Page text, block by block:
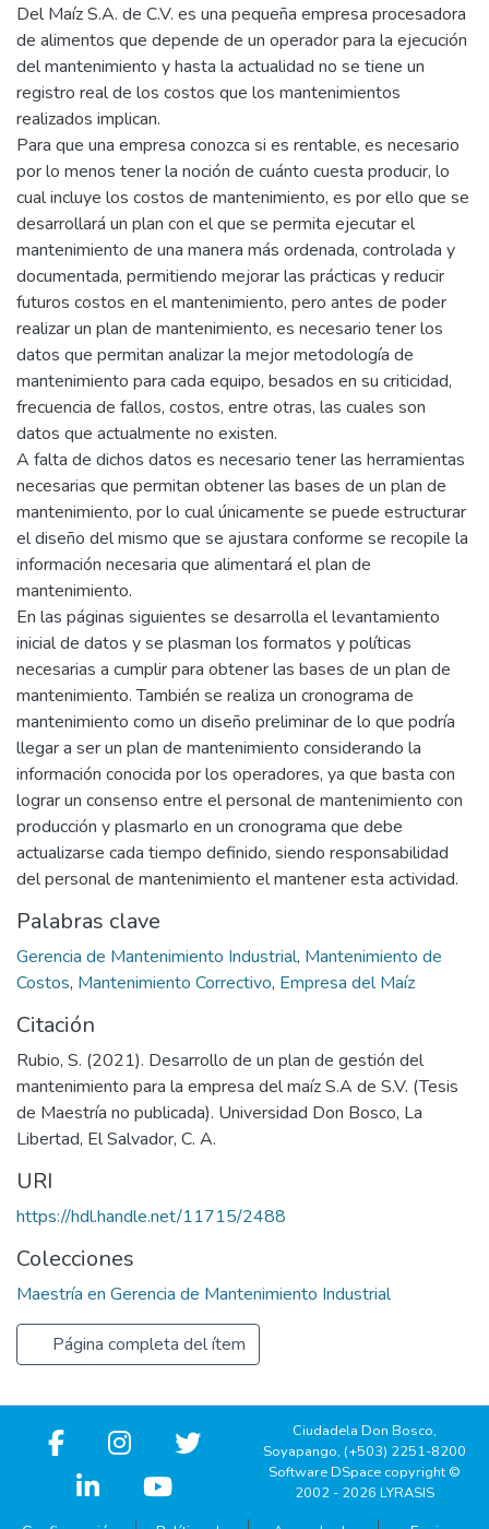
Del Maíz S.A. de C.V. es una pequeña empresa procesadora
de alimentos que depende de un operador para la ejecución
del mantenimiento y hasta la actualidad no se tiene un
registro real de los costos que los mantenimientos
realizados implican.
Para que una empresa conozca si es rentable, es necesario
por lo menos tener la noción de cuánto cuesta producir, lo
cual incluye los costos de mantenimiento, es por ello que se
desarrollará un plan con el que se permita ejecutar el
mantenimiento de una manera más ordenada, controlada y
documentada, permitiendo mejorar las prácticas y reducir
futuros costos en el mantenimiento, pero antes de poder
realizar un plan de mantenimiento, es necesario tener los
datos que permitan analizar la mejor metodología de
mantenimiento para cada equipo, besados en su criticidad,
frecuencia de fallos, costos, entre otras, las cuales son
datos que actualmente no existen.
A falta de dichos datos es necesario tener las herramientas
necesarias que permitan obtener las bases de un plan de
mantenimiento, por lo cual únicamente se puede estructurar
el diseño del mismo que se ajustara conforme se recopile la
información necesaria que alimentará el plan de
mantenimiento.
En las páginas siguientes se desarrolla el levantamiento
inicial de datos y se plasman los formatos y políticas
necesarias a cumplir para obtener las bases de un plan de
mantenimiento. También se realiza un cronograma de
mantenimiento como un diseño preliminar de lo que podría
llegar a ser un plan de mantenimiento considerando la
información conocida por los operadores, ya que basta con
lograr un consenso entre el personal de mantenimiento con
producción y plasmarlo en un cronograma que debe
actualizarse cada tiempo definido, siendo responsabilidad
del personal de mantenimiento el mantener esta actividad.
Palabras clave
Gerencia de Mantenimiento Industrial, Mantenimiento de
Costos, Mantenimiento Correctivo, Empresa del Maíz
Citación
Rubio, S. (2021). Desarrollo de un plan de gestión del
mantenimiento para la empresa del maíz S.A de S.V. (Tesis
de Maestría no publicada). Universidad Don Bosco, La
Libertad, El Salvador, C. A.
URI
https://hdl.handle.net/11715/2488
Colecciones
Maestría en Gerencia de Mantenimiento Industrial
Página completa del ítem
Ciudadela Don Bosco,
Soyapango, (+503) 2251-8200
Software DSpace copyright ©
2002 - 2026 LYRASIS